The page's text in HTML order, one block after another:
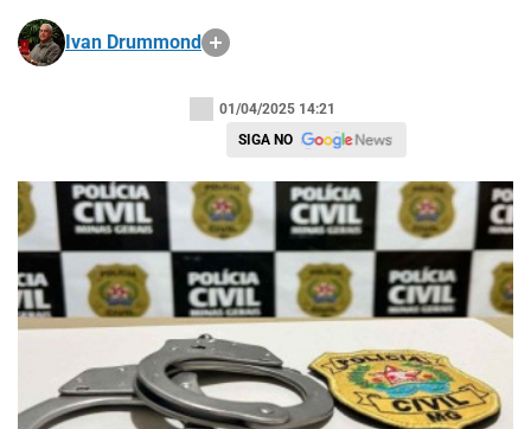
Ivan Drummond
01/04/2025 14:21
SIGA NO